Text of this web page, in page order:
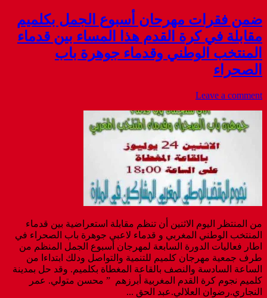
ضمن فقرات مهرحان أسبوع الجمل بكلميم
مقابلة في كرة القدم هذا المساء بين قدماء
المنتخب الوطني وقدماء جوهرة باب
الصحراء
Leave a comment
من المنتظر اليوم الاثنين أن تنظم مقابلة استعراضية بين قدماء
المنتخب الوطني المغربي و قدماء لاعبي جوهرة باب الصحراء في
اطار فعاليات الدورة السابعة لمهرجان أسبوع الجمل المنظم من
طرف جمعية مهرجان كلميم للتنمية والتواصل ودلك ابتداءا من
الساعة السادسة والنصف بالقاعة المغطاة بكلميم. وقد حل بمدينة
كلميم نجوم كرة القدم المغربية أبرزهم ” محسن متولي. عمر
النجاري.رضوان العلالي.عبد الحق ...